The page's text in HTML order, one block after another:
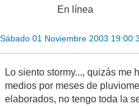
En línea
Sábado 01 Noviembre 2003
Lo siento stormy..., quizás me
medios por meses de
elaborados, no tengo toda la